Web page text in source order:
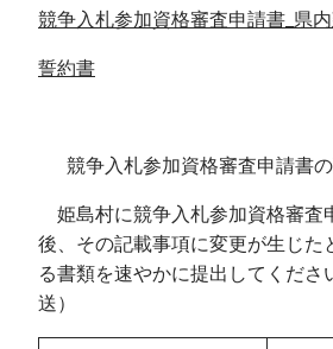
競争入札参加資格審査申請書_県
誓約書
競争入札参加資格審査申請書
姫島村に競争入札参加資格審査
後、その記載事項に変更が生じた
る書類を速やかに提出してくださ
送）